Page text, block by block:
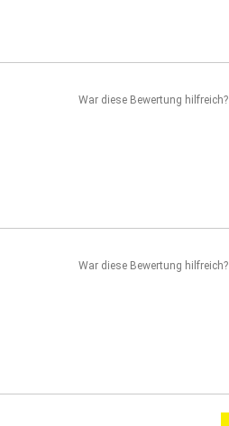
War diese Bewertung hilfreich?
War diese Bewertung hilfreich?